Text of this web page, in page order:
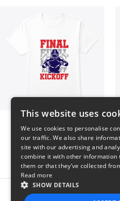
$23
Report
This website uses
We use cookies to personalise
our traffic. We also share
site with our advertising and
combine it with other information
them or that they’ve collected
Read more
SHOW DETAILS